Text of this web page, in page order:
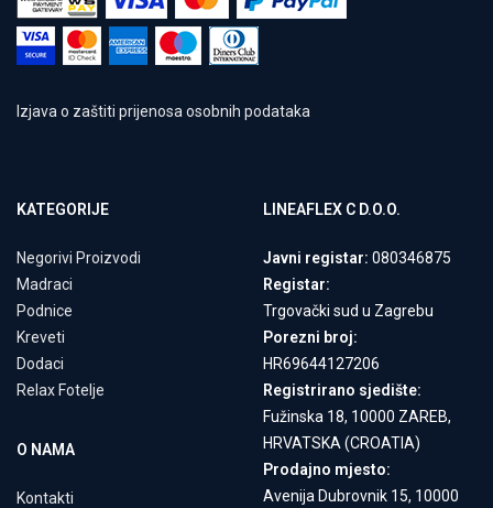
Izjava o zaštiti prijenosa osobnih podataka
KATEGORIJE
Negorivi Proizvodi
Madraci
Podnice
Kreveti
Dodaci
Relax Fotelje
O NAMA
Kontakti
LINEAFLEX C D.O.O.
Javni registar: 080346875
Registar:
Trgovački sud u Zagrebu
Porezni broj:
HR69644127206
Registrirano sjedište:
Fužinska 18, 10000 ZAREB,
HRVATSKA (CROATIA)
Prodajno mjesto:
Avenija Dubrovnik 15, 10000